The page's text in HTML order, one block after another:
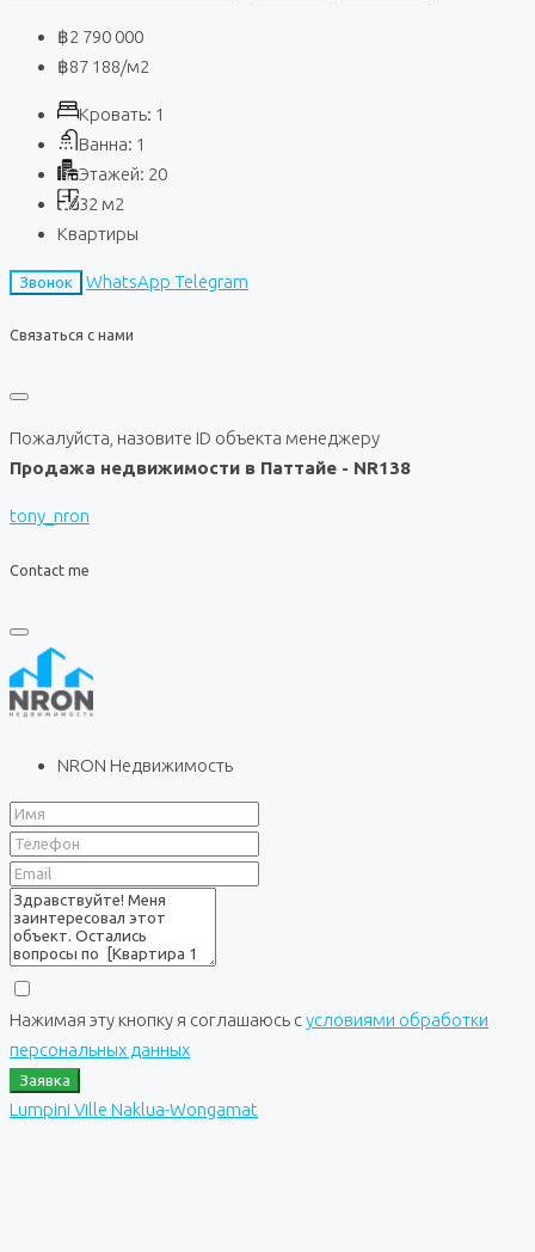
฿2 790 000
฿87 188/м2
Кровать: 1
Ванна: 1
Этажей: 20
32 м2
Квартиры
Звонок WhatsApp Telegram
Связаться с нами
Пожалуйста, назовите ID объекта менеджеру
Продажа недвижимости в Паттайе - NR138
tony_nron
Contact me
NRON Недвижимость
Нажимая эту кнопку я соглашаюсь сусловиями обработки
персональных данных
Заявка
Lumpini Ville Naklua-Wongamat